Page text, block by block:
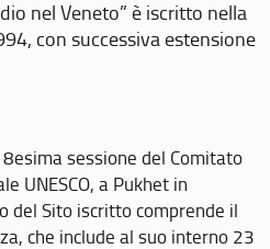
nel Veneto” è iscritto nella
con successiva estensione
sessione del Comitato
UNESCO, a Pukhet in
del Sito iscritto comprende il
che include al suo interno 23